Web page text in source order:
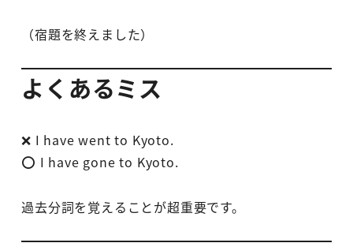
（宿題を終えました）
よくあるミス
❌ I have went to Kyoto.
⭕ I have gone to Kyoto.
過去分詞を覚えることが超重要です。